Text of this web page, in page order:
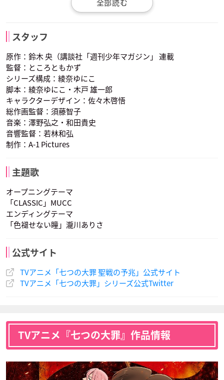
ハウザー
声優：悠木碧
ゴウセル
声優：高木裕平
ハウザー
声優：木村良平 声優：櫻井孝宏
スタッフ
原作：鈴木 央（講談社「週刊少年マガジン」 連載
監督：ところともかず
シリーズ構成：綾奈ゆにこ
脚本：綾奈ゆにこ・木戸 雄一郎
キャラクターデザイン：佐々木啓悟
総作画監督：須藤智子
音楽：澤野弘之・和田貴史
音響監督：若林和弘
制作：A-1 Pictures
主題歌
オープニングテーマ
「CLASSIC」MUCC
エンディングテーマ
「色褪せない瞳」瀧川ありさ
公式サイト
TVアニメ「七つの大罪 聖戦の予兆」公式サイト
TVアニメ「七つの大罪」シリーズ公式Twitter
TVアニメ『七つの大罪』作品情報